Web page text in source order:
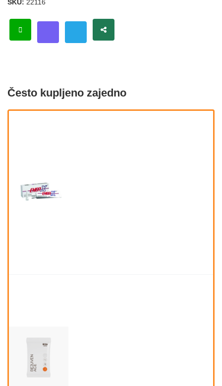
SKU: 22116
Često kupljeno zajedno